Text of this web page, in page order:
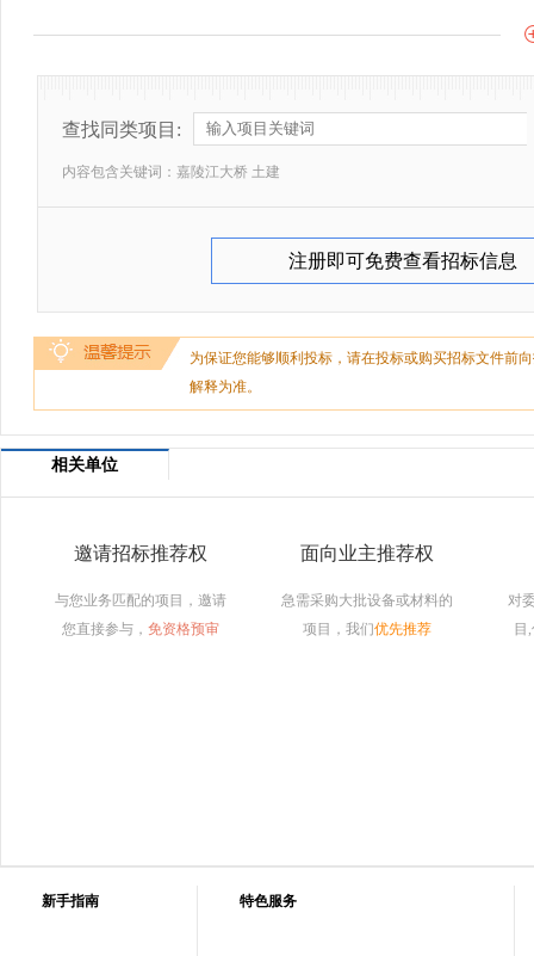
查找同类项目:
内容包含关键词： 嘉陵江大桥 土建
注册即可免费查看招标信息
为保证您能够顺利投标，请在投标或购买招标文件前
解释为准。
相关单位
邀请招标推荐权
与您业务匹配的项目，邀请
您直接参与， 免资格预审
面向业主推荐权
急需采购大批设备或材料的
项目，我们优先推荐
对
目
新手指南 特色服务